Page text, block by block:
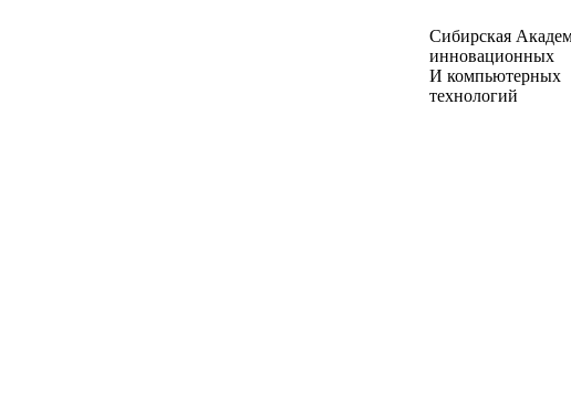
Сибирская
инновационных
И компьютерных
технологий